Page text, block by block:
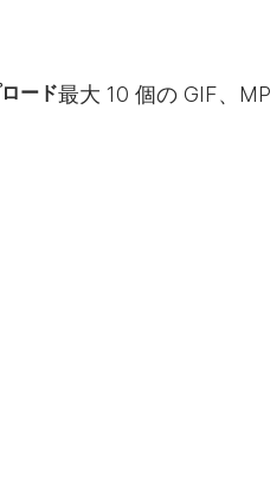
ード最大 10 個の GIF、